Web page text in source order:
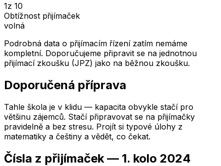
1z 10
Obtížnost přijímaček
volná
Podrobná data o přijímacím řízení zatím nemáme
kompletní. Doporučujeme připravit se na jednotnou
přijímací zkoušku (JPZ) jako na běžnou zkoušku.
Doporučená příprava
Tahle škola je v klidu — kapacita obvykle stačí pro
většinu zájemců. Stačí připravovat se na přijímačky
pravidelně a bez stresu. Projít si typové úlohy z
matematiky a češtiny a vědět, co čekat.
Čísla z přijímaček — 1. kolo 2024